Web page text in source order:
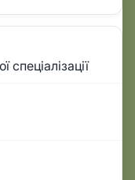
спеціалізації